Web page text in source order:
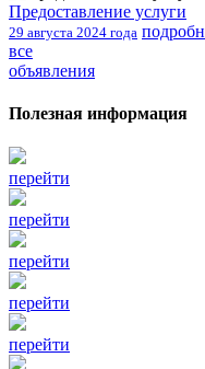
Предоставление услуги
29 августа 2024 года
все
объявления
Полезная информация
перейти
перейти
перейти
перейти
перейти